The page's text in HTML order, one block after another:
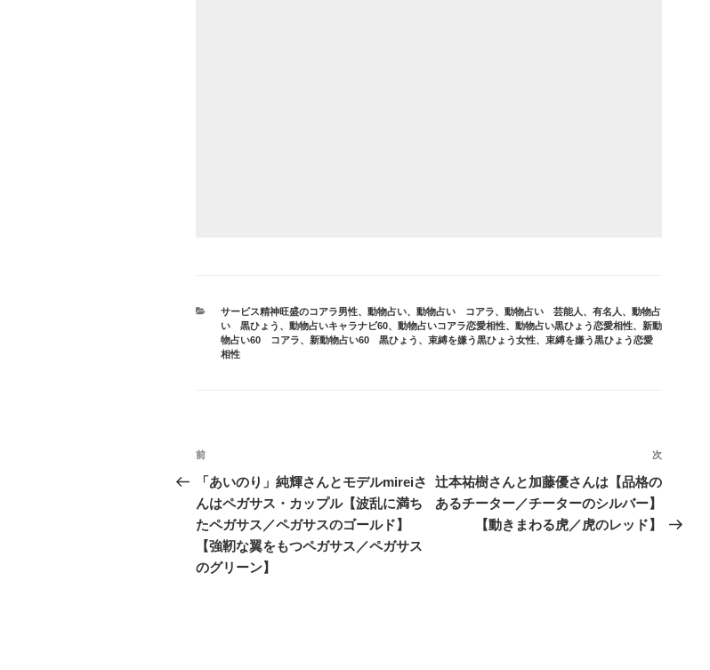
カ
テ
ゴ
リ
サービス精神旺盛のコアラ男性、 動物占い、 動物占い コアラ、 動物占い 芸能人、有名人 、 動物占
い 黒ひょう 、 動物占いキャラナビ60、 動物占いコアラ恋愛相性、 動物占い黒ひょう恋愛相性、 新動
物占い60 コアラ、 新動物占い60 黒ひょう 、 束縛を嫌う黒ひょう女性、 束縛を嫌う黒ひょう恋愛
相性
投
稿
ナ
ビ
ゲ
前
の
投
稿
前
「あいのり」純輝さんとモデルmireiさ
んはペガサス・カップル【波乱に満ち
たペガサス／ペガサスのゴールド】
【強靭な翼をもつペガサス／ペガサス
のグリーン】
次
の
稿
次
辻本祐樹さんと加藤優さんは【品格の
あるチーター／チーターのシルバー】
【動きまわる虎／虎のレッド】